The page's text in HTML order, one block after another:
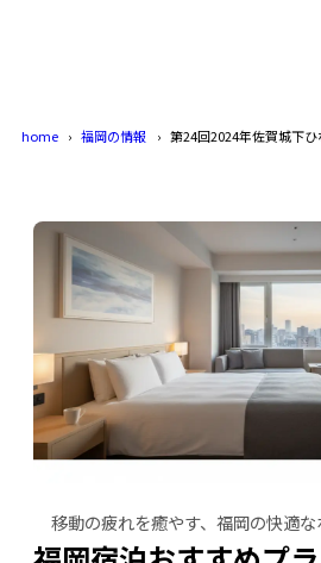
home 福岡の情報 第24回2024年佐賀城下
移動の疲れを癒やす、福岡の快適